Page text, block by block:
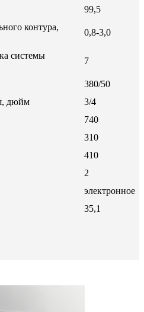
99,5
контура,
0,8-3,0
системы
7
380/50
дюйм
3/4
740
310
410
2
электронное
35,1